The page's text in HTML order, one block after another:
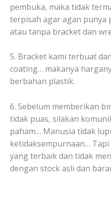
pembuka, maka tidak
terpisah agar agan punya
atau tanpa bracket dan
5. Bracket kami terbuat
coating… makanya
berbahan plastik.
6. Sebelum memberikan
tidak puas, silakan
paham… Manusia tidak
ketidaksempurnaan…
yang terbaik dan tidak
dengan stock asli dan